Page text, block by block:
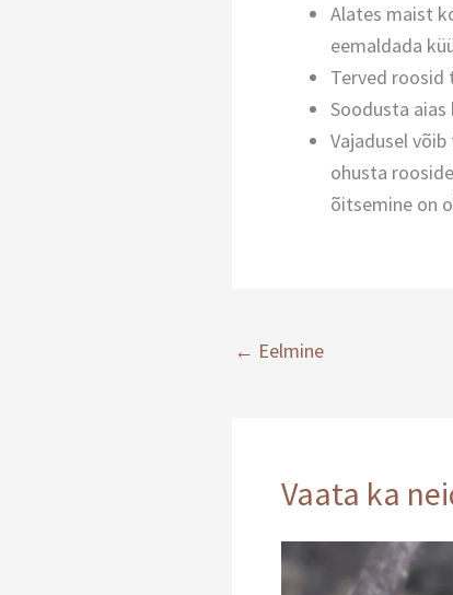
Alates maist
eemaldada
Terved roosid
Soodusta aias
Vajadusel
ohusta
õitsemine on
← Eelmine
Vaata ka